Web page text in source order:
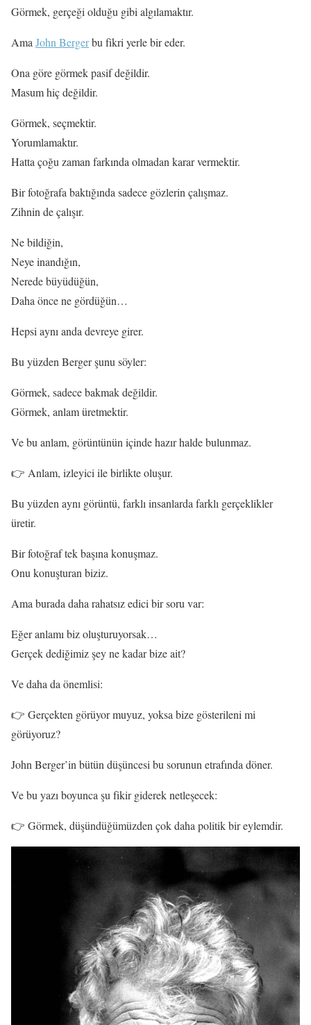
Görmek, gerçeği olduğu gibi algılamaktır.
Ama John Bergerbu fikri yerle bir eder.
Ona göre görmek pasif değildir.
Masum hiç değildir.
Görmek, seçmektir.
Yorumlamaktır.
Hatta çoğu zaman farkında olmadan karar vermektir.
Bir fotoğrafa baktığında sadece gözlerin çalışmaz.
Zihnin de çalışır.
Ne bildiğin,
Neye inandığın,
Nerede büyüdüğün,
Daha önce ne gördüğün…
Hepsi aynı anda devreye girer.
Bu yüzden Berger şunu söyler:
Görmek, sadece bakmak değildir.
Görmek, anlam üretmektir.
Ve bu anlam, görüntünün içinde hazır halde bulunmaz.
👉 Anlam, izleyici ile birlikte oluşur.
Bu yüzden aynı görüntü, farklı insanlarda farklı gerçeklikler
üretir.
Bir fotoğraf tek başına konuşmaz.
Onu konuşturan biziz.
Ama burada daha rahatsız edici bir soru var:
Eğer anlamı biz oluşturuyorsak…
Gerçek dediğimiz şey ne kadar bize ait?
Ve daha da önemlisi:
👉 Gerçekten görüyor muyuz, yoksa bize gösterileni mi
görüyoruz?
John Berger’in bütün düşüncesi bu sorunun etrafında döner.
Ve bu yazı boyunca şu fikir giderek netleşecek:
👉 Görmek, düşündüğümüzden çok daha politik bir eylemdir.